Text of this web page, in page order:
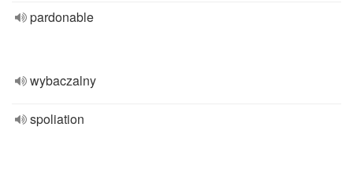
pardonable
wybaczalny
spoliation